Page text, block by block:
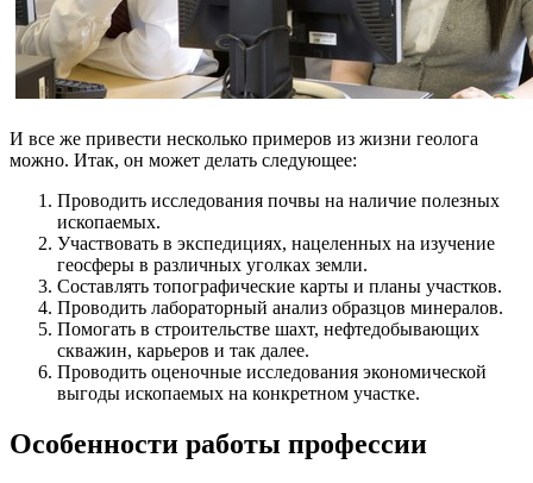
И все же привести несколько примеров из жизни геолога
можно. Итак, он может делать следующее:
Проводить исследования почвы на наличие полезных
ископаемых.
Участвовать в экспедициях, нацеленных на изучение
геосферы в различных уголках земли.
Составлять топографические карты и планы участков.
Проводить лабораторный анализ образцов минералов.
Помогать в строительстве шахт, нефтедобывающих
скважин, карьеров и так далее.
Проводить оценочные исследования экономической
выгоды ископаемых на конкретном участке.
Особенности работы профессии